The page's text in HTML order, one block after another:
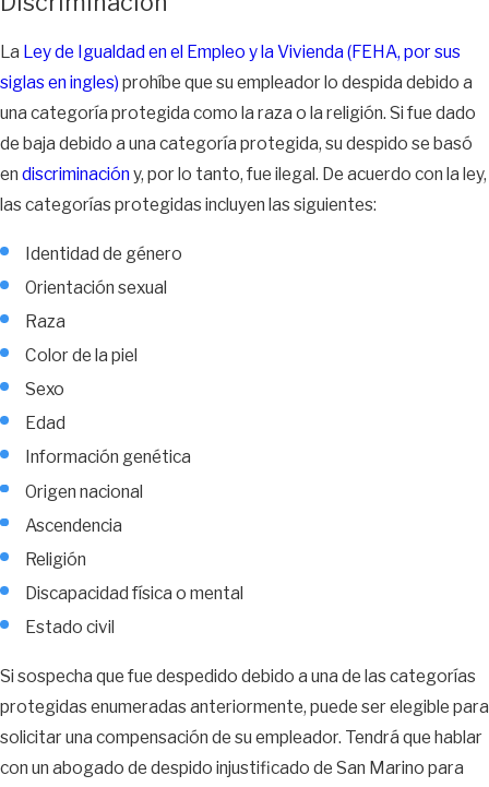
La Ley de Igualdad en el Empleo y la Vivienda (FEHA, por sus
siglas en ingles) prohíbe que su empleador lo despida debido a
una categoría protegida como la raza o la religión. Si fue dado
de baja debido a una categoría protegida, su despido se basó
en discriminación y, por lo tanto, fue ilegal. De acuerdo con la ley,
las categorías protegidas incluyen las siguientes:
Identidad de género
Orientación sexual
Raza
Color de la piel
Sexo
Edad
Información genética
Origen nacional
Ascendencia
Religión
Discapacidad física o mental
Estado civil
Si sospecha que fue despedido debido a una de las categorías
protegidas enumeradas anteriormente, puede ser elegible para
solicitar una compensación de su empleador. Tendrá que hablar
con un abogado de despido injustificado de San Marino para